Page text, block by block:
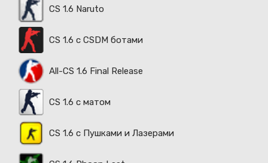
CS 1.6 Naruto
CS 1.6 с CSDM ботами
All-CS 1.6 Final Release
CS 1.6 с матом
CS 1.6 с Пушками и Лазерами